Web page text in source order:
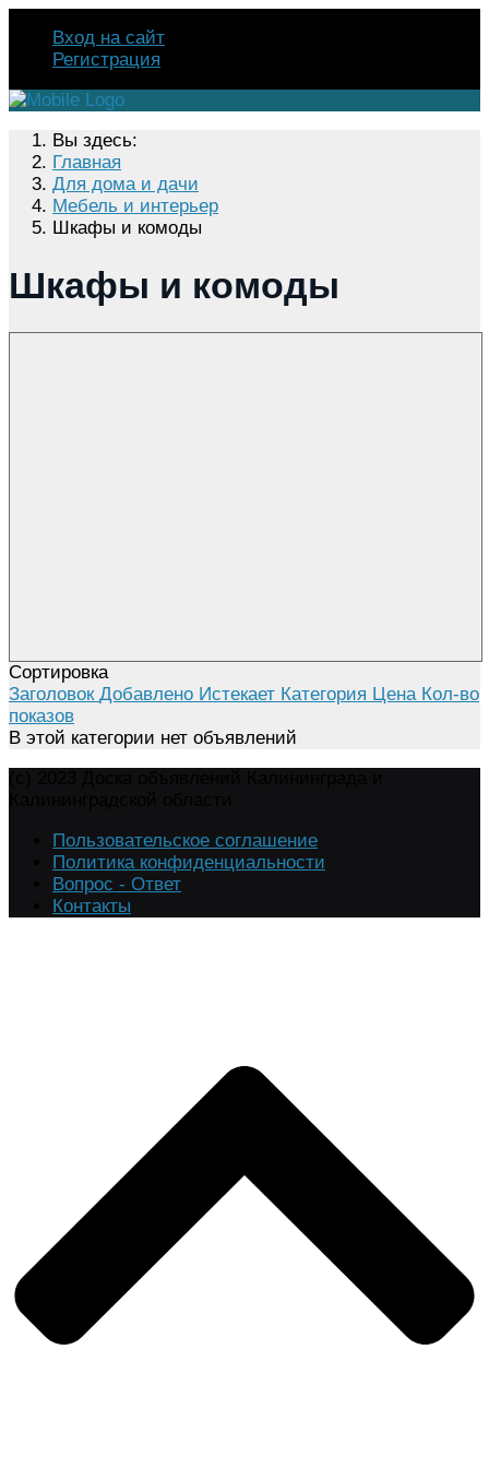
Вход на сайт
Регистрация
Вы здесь:
Главная
Для дома и дачи
Мебель и интерьер
Шкафы и комоды
Шкафы и комоды
Сортировка
Заголовок Добавлено Истекает Категория Цена Кол-во
показов
В этой категории нет объявлений
Пользовательское соглашение
Политика конфиденциальности
Вопрос - Ответ
Контакты